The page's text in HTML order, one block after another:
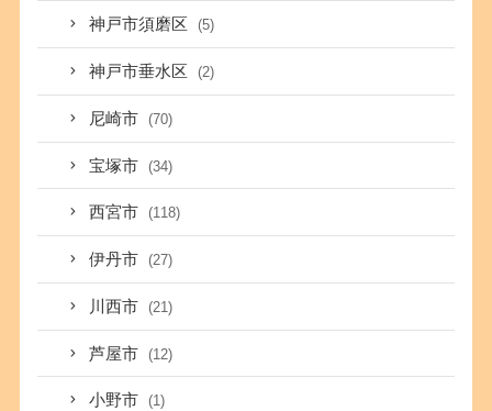
神戸市須磨区 (5)
神戸市垂水区 (2)
尼崎市 (70)
宝塚市 (34)
西宮市 (118)
伊丹市 (27)
川西市 (21)
芦屋市 (12)
小野市 (1)